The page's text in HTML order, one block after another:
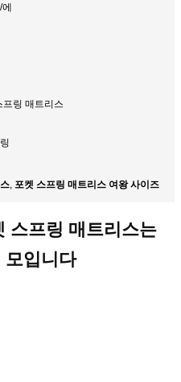
에
프링 매트리스
, 포켓 스프링 매트리스 여왕 사이즈
스프링 매트리스는
모입니다